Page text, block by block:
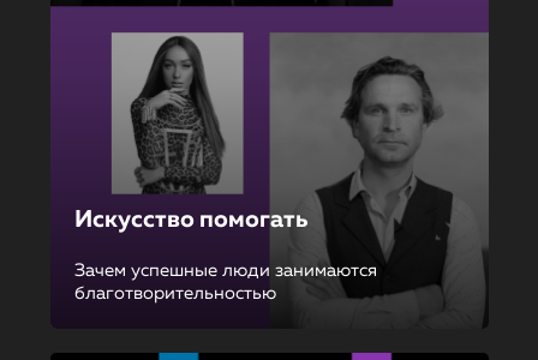
Искусство помогать
Зачем успешные люди занимаются
благотворительностью